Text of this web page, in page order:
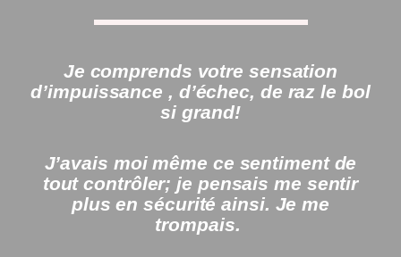
Je comprends votre sensation
d’impuissance , d’échec, de raz le bol
si grand!
J’avais moi même ce sentiment de
tout contrôler; je pensais me sentir
plus en sécurité ainsi. Je me
trompais.